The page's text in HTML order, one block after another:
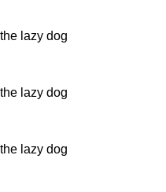
lazy dog
lazy dog
lazy dog